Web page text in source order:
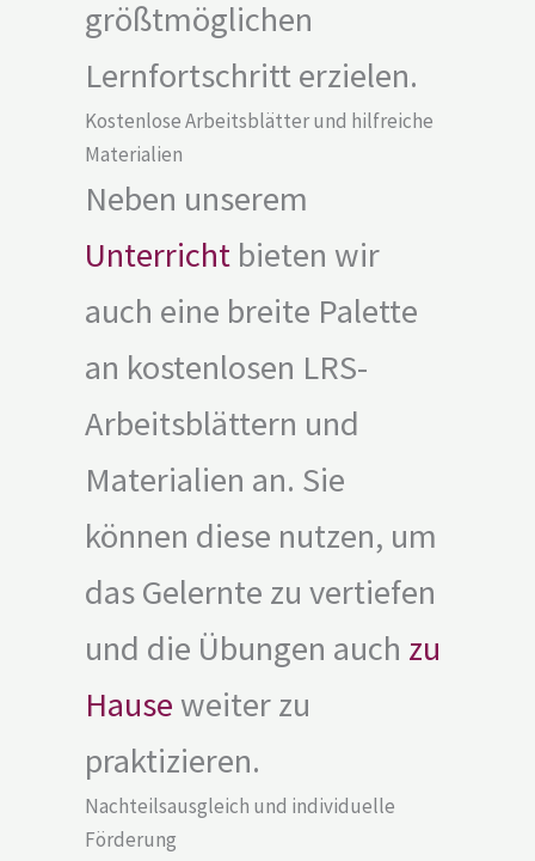
größtmöglichen
Lernfortschritt erzielen.
Kostenlose Arbeitsblätter und hilfreiche
Materialien
Neben unserem
Unterricht bieten wir
auch eine breite Palette
an kostenlosen LRS-
Arbeitsblättern und
Materialien an. Sie
können diese nutzen, um
das Gelernte zu vertiefen
und die Übungen auch zu
Hause weiter zu
praktizieren.
Nachteilsausgleich und individuelle
Förderung